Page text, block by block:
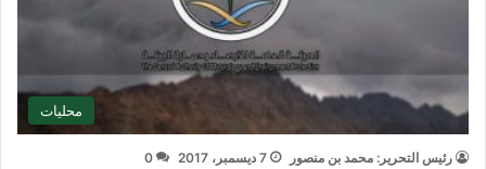
محليات
رئيس التحرير: محمد بن منصور 7 ديسمبر، 2017 0